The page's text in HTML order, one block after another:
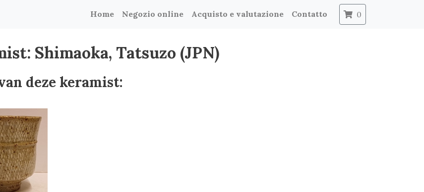
Home Negozio online Acquisto e valutazione Contatto 0
Shimaoka, Tatsuzo (JPN)
deze keramist: